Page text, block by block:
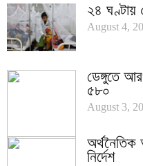
২৪ ঘণ্টায়
August 4,
ডেঙ্গুতে
৫৮০
August 3,
অর্থনৈতিক
নির্দেশ